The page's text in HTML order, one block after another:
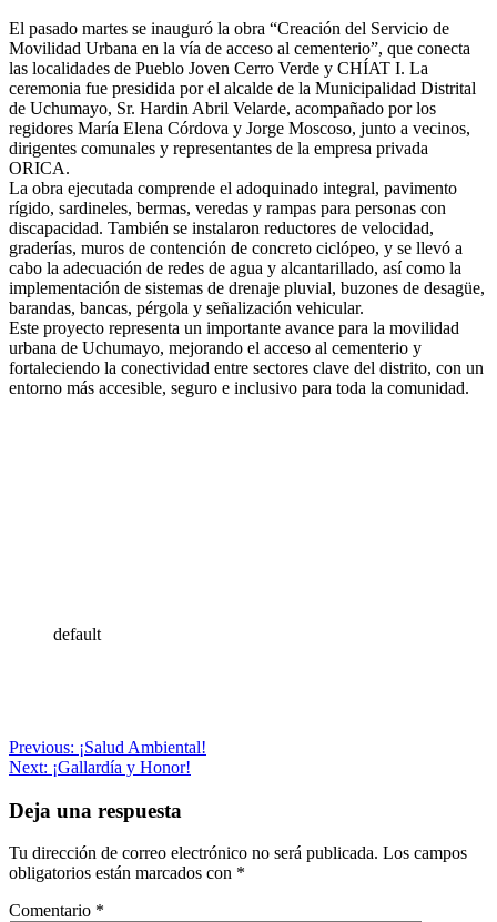
El pasado martes se inauguró la obra “Creación del Servicio de
Movilidad Urbana en la vía de acceso al cementerio”, que conecta
las localidades de Pueblo Joven Cerro Verde y CHÍAT I. La
ceremonia fue presidida por el alcalde de la Municipalidad Distrital
de Uchumayo, Sr. Hardin Abril Velarde, acompañado por los
regidores María Elena Córdova y Jorge Moscoso, junto a vecinos,
dirigentes comunales y representantes de la empresa privada
ORICA.
La obra ejecutada comprende el adoquinado integral, pavimento
rígido, sardineles, bermas, veredas y rampas para personas con
discapacidad. También se instalaron reductores de velocidad,
graderías, muros de contención de concreto ciclópeo, y se llevó a
cabo la adecuación de redes de agua y alcantarillado, así como la
implementación de sistemas de drenaje pluvial, buzones de desagüe,
barandas, bancas, pérgola y señalización vehicular.
Este proyecto representa un importante avance para la movilidad
urbana de Uchumayo, mejorando el acceso al cementerio y
fortaleciendo la conectividad entre sectores clave del distrito, con un
entorno más accesible, seguro e inclusivo para toda la comunidad.
default
Navegación
de
entradas
Previous: ¡Salud Ambiental!
Next: ¡Gallardía y Honor!
Deja una respuesta
Tu dirección de correo electrónico no será publicada. Los campos
obligatorios están marcados con *
Comentario *